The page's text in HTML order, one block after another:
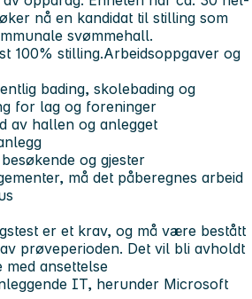
nå en kandidat til stilling som
svømmehall.
100% stilling.Arbeidsoppgaver og
bading, skolebading og
for lag og foreninger
av hallen og anlegget
og gjester
må det påberegnes arbeid
er et krav, og må være bestått
prøveperioden. Det vil bli avholdt
med ansettelse
IT, herunder Microsoft